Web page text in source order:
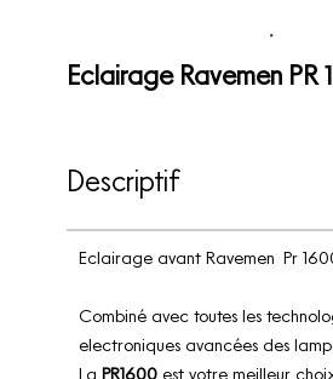
Eclairage Ravemen PR
Descriptif
Eclairage avant Ravemen Pr
Combiné avec toutes les
electroniques avancées des